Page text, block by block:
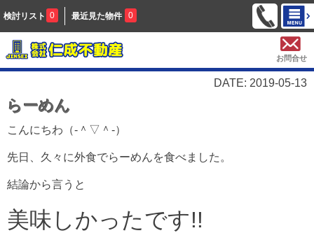
検討リスト 0 最近見た物件 0
お問合せ
DATE: 2019-05-13
らーめん
こんにちわ（‐＾▽＾‐）
先日、久々に外食でらーめんを食べました。
結論から言うと
美味しかったです!!